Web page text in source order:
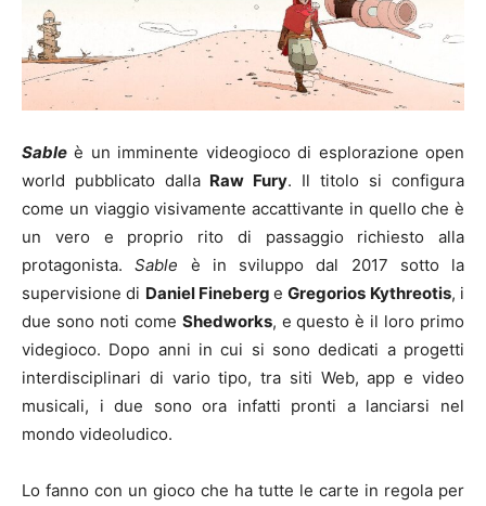
Sable è un imminente videogioco di esplorazione open
world pubblicato dalla Raw Fury. Il titolo si configura
come un viaggio visivamente accattivante in quello che è
un vero e proprio rito di passaggio richiesto alla
protagonista.Sable è in sviluppo dal 2017 sotto la
supervisione di Daniel FinebergeGregorios Kythreotis, i
due sono noti come Shedworks, e questo è il loro primo
videgioco. Dopo anni in cui si sono dedicati a progetti
interdisciplinari di vario tipo, tra siti Web, app e video
musicali, i due sono ora infatti pronti a lanciarsi nel
mondo videoludico.
Lo fanno con un gioco che ha tutte le carte in regola per